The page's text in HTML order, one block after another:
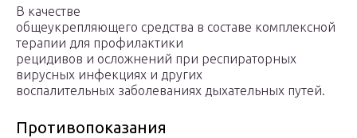
В качестве
общеукрепляющего средства в составе комплексной
терапии для профилактики
рецидивов и осложнений при респираторных
вирусных инфекциях и других
воспалительных заболеваниях дыхательных путей.
Противопоказания